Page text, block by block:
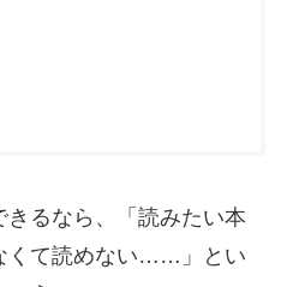
るなら、「読みたい本
くて読めない……」とい